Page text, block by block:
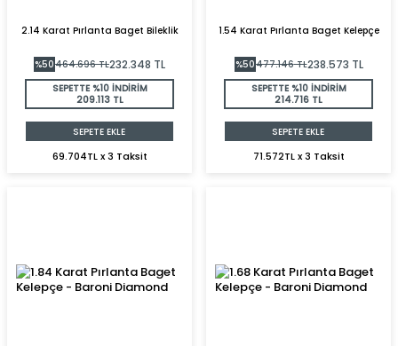
2.14 Karat Pırlanta Baget Bileklik
%50464.696TL232.348 TL
SEPETTE %10 İNDİRİM
209.113 TL
SEPETE EKLE
69.704TL x 3 Taksit
1.54 Karat Pırlanta Baget Kelepçe
%50477.146TL238.573 TL
SEPETTE %10 İNDİRİM
214.716 TL
SEPETE EKLE
71.572TL x 3 Taksit